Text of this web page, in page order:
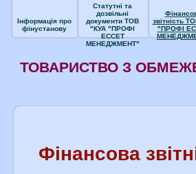
Інформація про
фінустанову
Статутні та
дозвільні
документи ТОВ
"КУА "ПРОФІ
ЕССЕТ
МЕНЕДЖМЕНТ"
звітність
"ПРОФІ
ТОВАРИСТВО З
Фінансова